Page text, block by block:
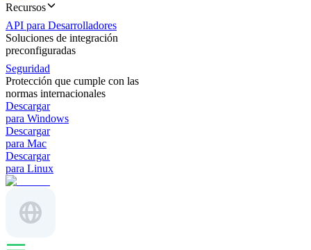
Recursos
API para Desarrolladores
Soluciones de integración
preconfiguradas
Seguridad
Protección que cumple con las
normas internacionales
Descargar
para Windows
Descargar
para Mac
Descargar
para Linux